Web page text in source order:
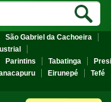
São Gabriel da Cachoeira
Parintins Tabatinga
Eirunepé
Tefé